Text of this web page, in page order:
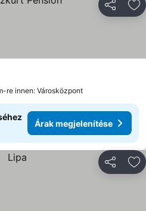
re innen: Városközpont
Árak megjelenítése